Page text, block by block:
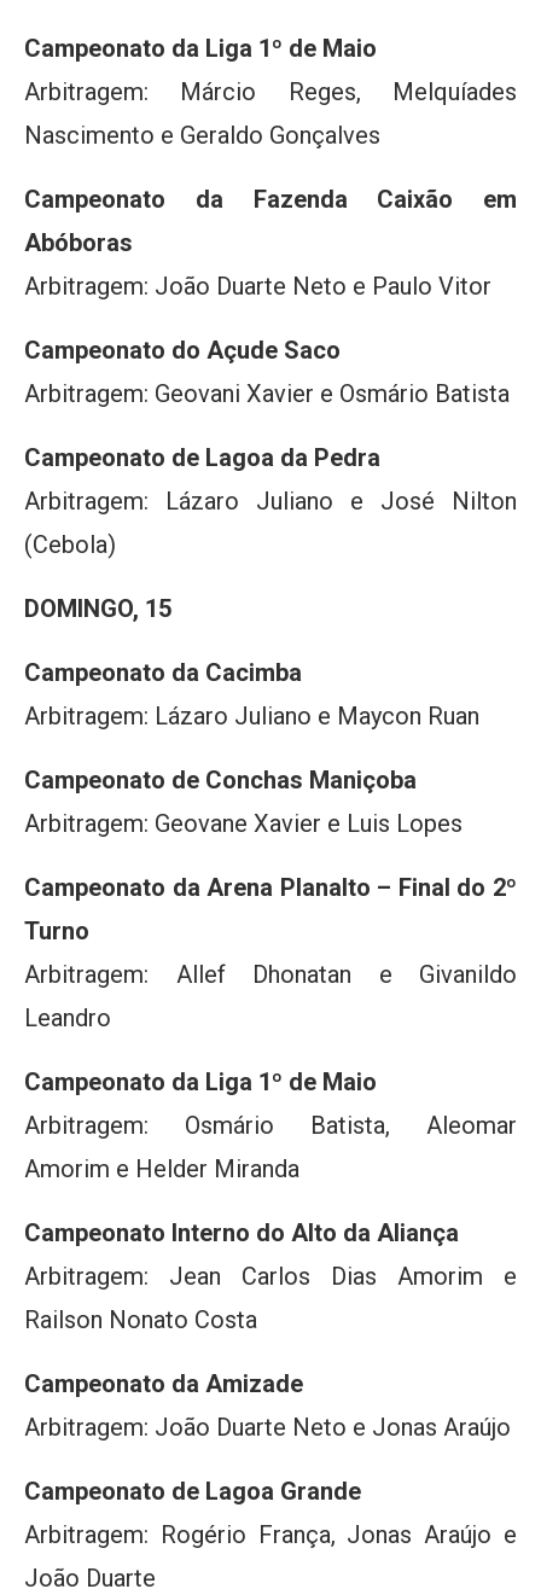
Campeonato da Liga 1º de Maio
Arbitragem: Márcio Reges, Melquíades
Nascimento e Geraldo Gonçalves
Campeonato da Fazenda Caixão em
Abóboras
Arbitragem: João Duarte Neto e Paulo Vitor
Campeonato do Açude Saco
Arbitragem: Geovani Xavier e Osmário Batista
Campeonato de Lagoa da Pedra
Arbitragem: Lázaro Juliano e José Nilton
(Cebola)
DOMINGO, 15
Campeonato da Cacimba
Arbitragem: Lázaro Juliano e Maycon Ruan
Campeonato de Conchas Maniçoba
Arbitragem: Geovane Xavier e Luis Lopes
Campeonato da Arena Planalto – Final do 2º
Turno
Arbitragem: Allef Dhonatan e Givanildo
Leandro
Campeonato da Liga 1º de Maio
Arbitragem: Osmário Batista, Aleomar
Amorim e Helder Miranda
Campeonato Interno do Alto da Aliança
Arbitragem: Jean Carlos Dias Amorim e
Railson Nonato Costa
Campeonato da Amizade
Arbitragem: João Duarte Neto e Jonas Araújo
Campeonato de Lagoa Grande
Arbitragem: Rogério França, Jonas Araújo e
João Duarte